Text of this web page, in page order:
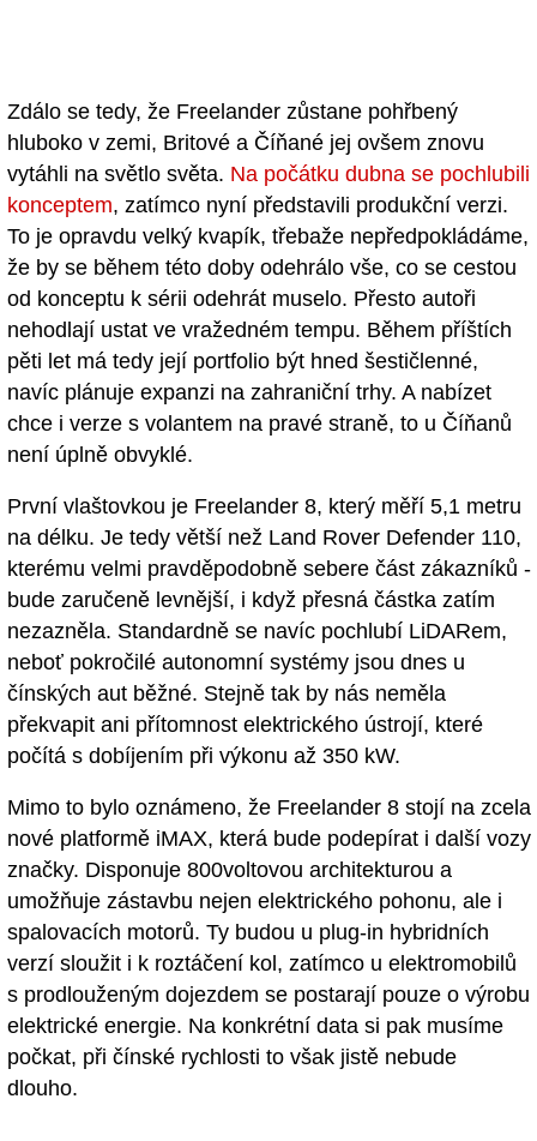
Zdálo se tedy, že Freelander zůstane pohřbený
hluboko v zemi, Britové a Číňané jej ovšem znovu
vytáhli na světlo světa. Na počátku dubna se pochlubili
konceptem, zatímco nyní představili produkční verzi.
To je opravdu velký kvapík, třebaže nepředpokládáme,
že by se během této doby odehrálo vše, co se cestou
od konceptu k sérii odehrát muselo. Přesto autoři
nehodlají ustat ve vražedném tempu. Během příštích
pěti let má tedy její portfolio být hned šestičlenné,
navíc plánuje expanzi na zahraniční trhy. A nabízet
chce i verze s volantem na pravé straně, to u Číňanů
není úplně obvyklé.
První vlaštovkou je Freelander 8, který měří 5,1 metru
na délku. Je tedy větší než Land Rover Defender 110,
kterému velmi pravděpodobně sebere část zákazníků -
bude zaručeně levnější, i když přesná částka zatím
nezazněla. Standardně se navíc pochlubí LiDARem,
neboť pokročilé autonomní systémy jsou dnes u
čínských aut běžné. Stejně tak by nás neměla
překvapit ani přítomnost elektrického ústrojí, které
počítá s dobíjením při výkonu až 350 kW.
Mimo to bylo oznámeno, že Freelander 8 stojí na zcela
nové platformě iMAX, která bude podepírat i další vozy
značky. Disponuje 800voltovou architekturou a
umožňuje zástavbu nejen elektrického pohonu, ale i
spalovacích motorů. Ty budou u plug-in hybridních
verzí sloužit i k roztáčení kol, zatímco u elektromobilů
s prodlouženým dojezdem se postarají pouze o výrobu
elektrické energie. Na konkrétní data si pak musíme
počkat, při čínské rychlosti to však jistě nebude
dlouho.